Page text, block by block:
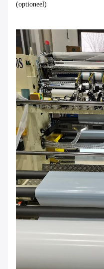
(optioneel)